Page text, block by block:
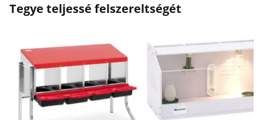
Tegye teljessé felszereltségét